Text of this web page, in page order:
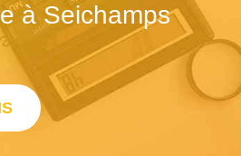
à Seichamps